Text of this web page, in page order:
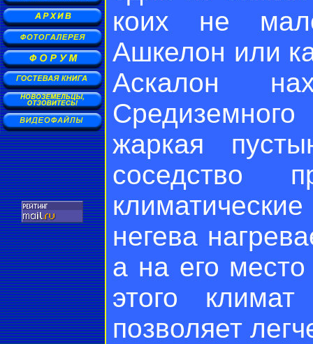
коих не
Ашкелон или
Аскалон
жаркая
соседство
негева
а на его
этого
позволяет